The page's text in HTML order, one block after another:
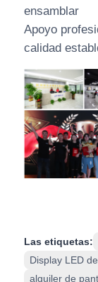
ensamblar
Apoyo
calidad
Las etiquetas:
Display LED
alquiler de